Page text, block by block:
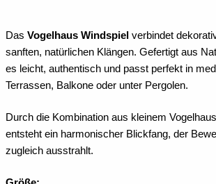
Das Vogelhaus Windspiel verbindet
sanften, natürlichen Klängen. Gefertigt aus
es leicht, authentisch und passt perfekt in
Terrassen, Balkone oder unter Pergolen.
Durch die Kombination aus kleinem
entsteht ein harmonischer Blickfang, der
zugleich ausstrahlt.